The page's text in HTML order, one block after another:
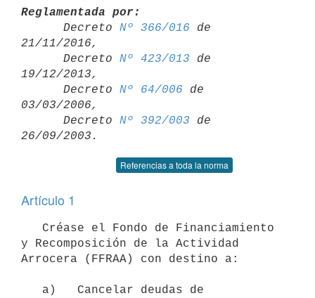
Reglamentada por:
Decreto Nº 366/016 de
21/11/2016,
      Decreto
Nº 423/013 de
19/12/2013,
      Decreto
Nº 64/006 de
03/03/2006,
      Decreto
Nº 392/003 de
Referencias a toda la norma
Artículo 1
y Recomposición de la Actividad
Arrocera (FFRAA) con destino a: